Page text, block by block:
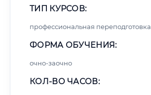
ТИП КУРСОВ:
профессиональная переподготовка
ФОРМА ОБУЧЕНИЯ:
очно-заочно
КОЛ-ВО ЧАСОВ: